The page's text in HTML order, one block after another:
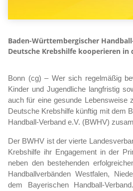
Baden-Württembergischer
Deutsche Krebshilfe kooperieren in
Bonn (cg) – Wer sich regelmäßig
Kinder und Jugendliche langfristig
auch für eine gesunde Lebensweise
Deutsche Krebshilfe künftig mit dem
Handball-Verband e.V. (BWHV)
Der BWHV ist der vierte
Krebshilfe ihr Engagement in der
neben den bestehenden
Handballverbänden Westfalen,
dem Bayerischen Handball-